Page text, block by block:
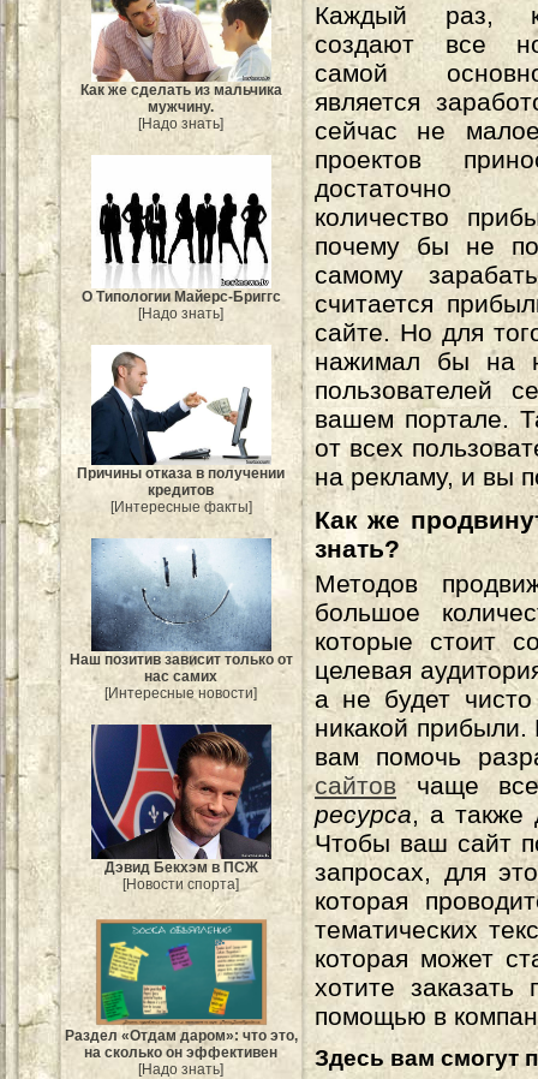
Как же сделать из мальчика
мужчину.
[Надо знать]
О Типологии Майерс-Бриггс
[Надо знать]
Причины отказа в получении
кредитов
[Интересные факты]
Наш позитив зависит только от
нас самих
[Интересные новости]
Дэвид Бекхэм в ПСЖ
[Новости спорта]
Раздел «Отдам даром»: что это,
на сколько он эффективен
[Надо знать]
Каждый раз,
создают все
самой
является
сейчас не
проектов
количество
почему бы не
самому
считается
сайте. Но для
нажимал бы на
пользователей
вашем портале.
от всех
на рекламу, и вы
Как же
знать?
Методов
большое
которые стоит
целевая
а не будет
никакой
вам помочь
сайтов чаще
ресурса, а также
Чтобы ваш сайт
запросах, для
которая
тематических
которая может
хотите
помощью в
Здесь вам смогут